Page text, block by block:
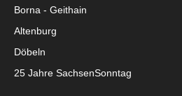
Borna - Geithain
Altenburg
Döbeln
25 Jahre SachsenSonntag